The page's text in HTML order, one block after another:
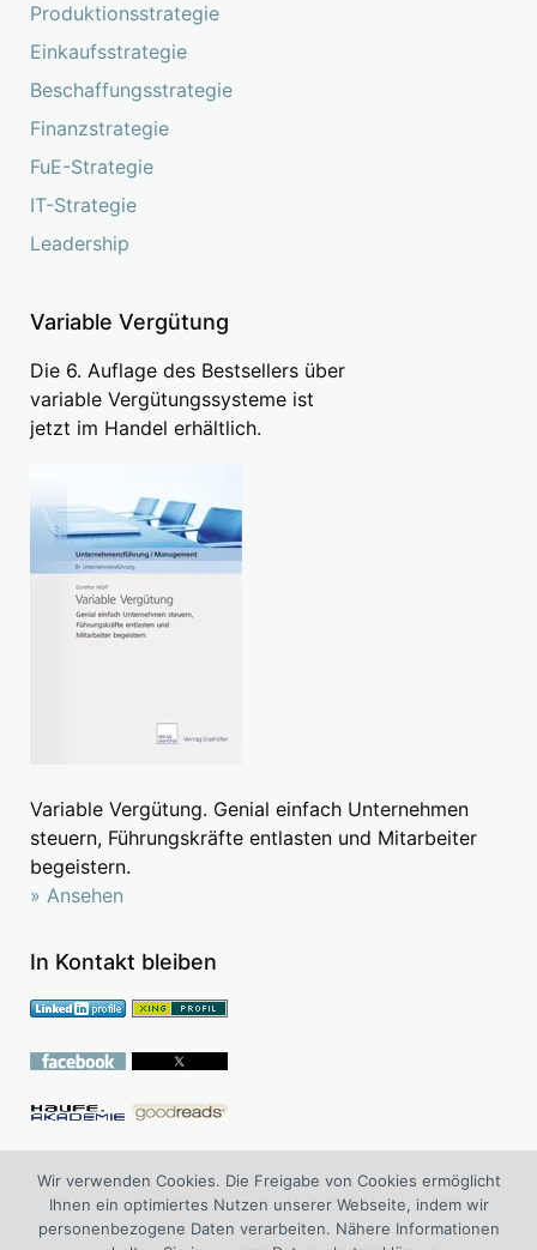
Produktionsstrategie
Einkaufsstrategie
Beschaffungsstrategie
Finanzstrategie
FuE-Strategie
IT-Strategie
Leadership
Variable Vergütung
Die 6. Auflage des Bestsellers über
variable Vergütungssysteme ist
jetzt im Handel erhältlich.
Variable Vergütung. Genial einfach Unternehmen
steuern, Führungskräfte entlasten und Mitarbeiter
begeistern.
» Ansehen
In Kontakt bleiben
Wir verwenden Cookies. Die Freigabe von Cookies ermöglicht
Ihnen ein optimiertes Nutzen unserer Webseite, indem wir
personenbezogene Daten verarbeiten. Nähere Informationen